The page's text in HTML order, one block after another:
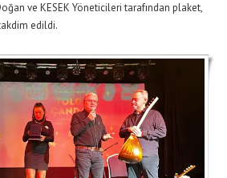
ve KESEK Yöneticileri tarafından plaket,
edildi.